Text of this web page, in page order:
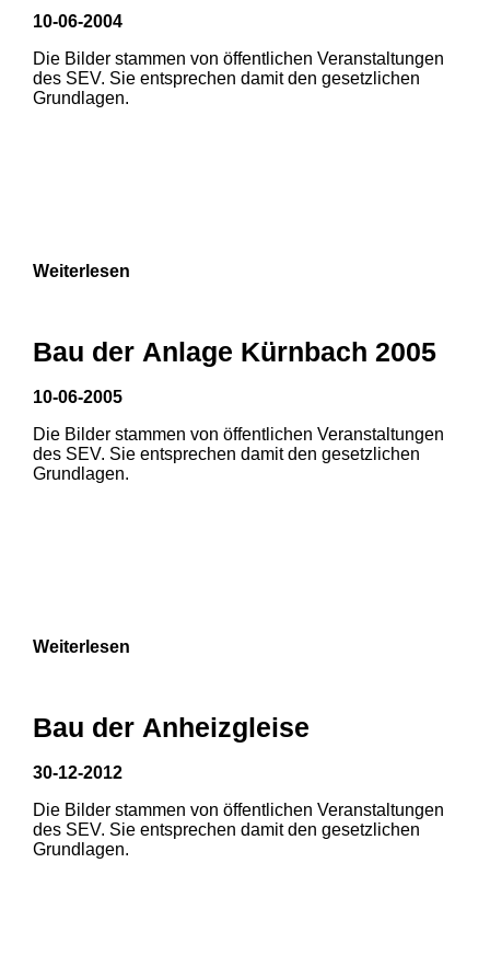
1 2 3
1 2
1 2
3
10-06-2004
Die Bilder stammen von öffentlichen Veranstaltungen
des SEV. Sie entsprechen damit den gesetzlichen
Grundlagen.
Weiterlesen
Bau der Anlage Kürnbach 2005
10-06-2005
Die Bilder stammen von öffentlichen Veranstaltungen
des SEV. Sie entsprechen damit den gesetzlichen
Grundlagen.
Weiterlesen
Bau der Anheizgleise
30-12-2012
Die Bilder stammen von öffentlichen Veranstaltungen
des SEV. Sie entsprechen damit den gesetzlichen
Grundlagen.